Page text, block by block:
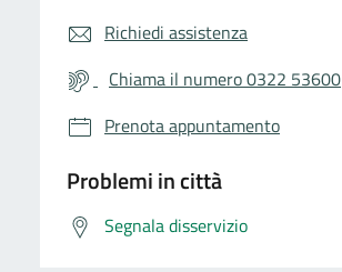
Richiedi assistenza
Chiama il numero 0322 53600
Prenota appuntamento
Problemi in città
Segnala disservizio